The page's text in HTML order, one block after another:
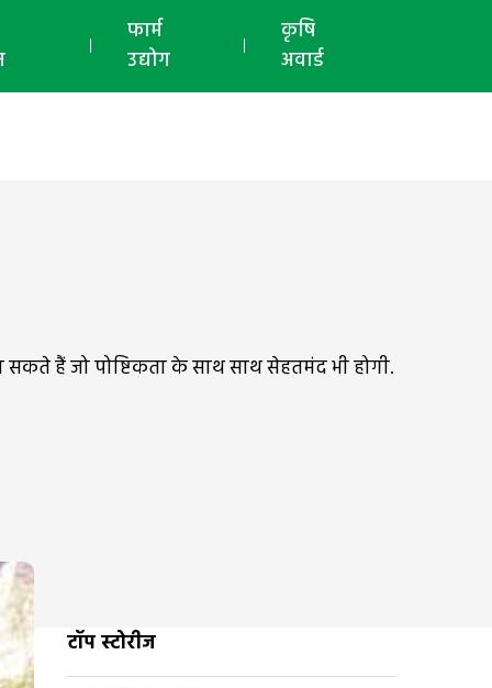
फार्म
उद्योग
कृषि
अवार्ड
हैं जो पोष्टिकता के साथ साथ सेहतमंद भी होगी.
टॉप स्टोरीज